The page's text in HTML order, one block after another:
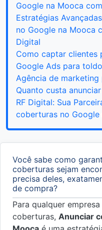
Google na Mooca
Estratégias
no Google na Mooca
Digital
Como captar clientes
Google Ads para
Agência de
Quanto custa
RF Digital: Sua
coberturas no Google
Você sabe como
coberturas sejam
precisa deles,
de compra?
Para qualquer
coberturas, Anunciar